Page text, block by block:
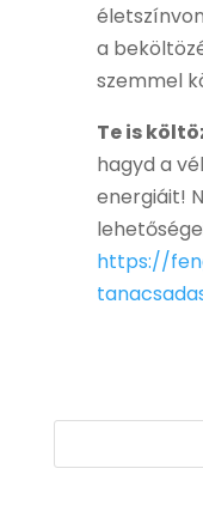
a
szemmel
Te is
hagyd a
energiáit!
https://